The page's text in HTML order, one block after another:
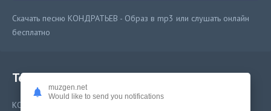
Скачать песню КОНДРАТЬЕВ - Образ в mp3 или слушать онлайн
бесплатно
Текст песни
КОНДРАТЬЕВ - Знаешь как мам её полюбил
muzgen.net
Would like to send you notifications